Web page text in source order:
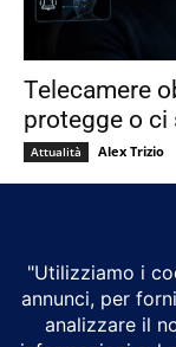
Telecamere
protegge o ci
Attualità Alex Trizio
Dal 7 luglio 2026
Europea dovranno